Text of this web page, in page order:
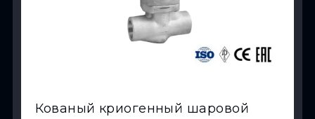
Кованый криогенный шаровой